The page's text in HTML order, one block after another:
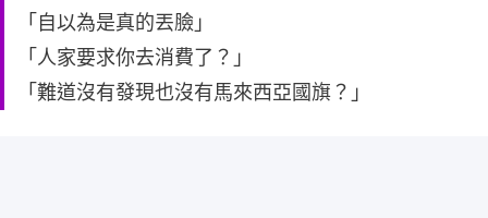
「自以為是真的丟臉」
「人家要求你去消費了？」
「難道沒有發現也沒有馬來西亞國旗？」